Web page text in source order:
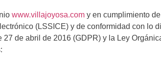
www.villajoyosa.com y en cumplimiento
(LSSICE) y de conformidad con lo
de abril de 2016 (GDPR) y la Ley